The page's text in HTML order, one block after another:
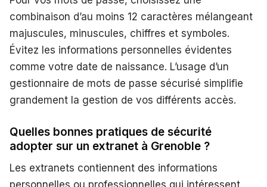
combinaison d’au moins 12 caractères mélangeant
majuscules, minuscules, chiffres et symboles.
Évitez les informations personnelles évidentes
comme votre date de naissance. L’usage d’un
gestionnaire de mots de passe sécurisé simplifie
grandement la gestion de vos différents accès.
Quelles bonnes pratiques de sécurité
adopter sur un extranet à Grenoble ?
Les extranets contiennent des informations